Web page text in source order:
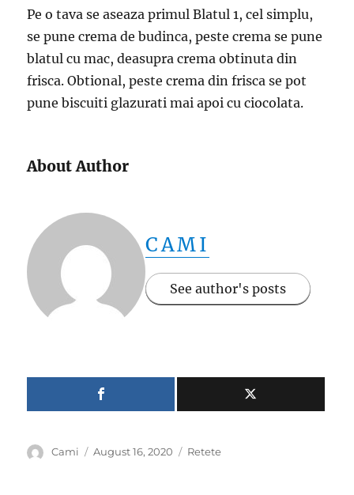
Pe o tava se aseaza primul Blatul 1, cel simplu,
se pune crema de budinca, peste crema se pune
blatul cu mac, deasupra crema obtinuta din
frisca. Obtional, peste crema din frisca se pot
pune biscuiti glazurati mai apoi cu ciocolata.
About Author
CAMI
See author's posts
Author
Cami
Posted
August 16, 2020 Categories
Retete